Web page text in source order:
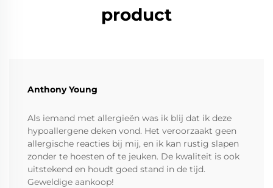
product
Anthony Young
Als iemand met allergieën was ik blij dat ik deze
hypoallergene deken vond. Het veroorzaakt geen
allergische reacties bij mij, en ik kan rustig slapen
zonder te hoesten of te jeuken. De kwaliteit is ook
uitstekend en houdt goed stand in de tijd.
Geweldige aankoop!